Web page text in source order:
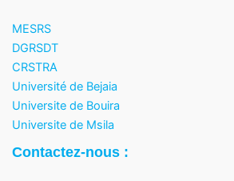
MESRS
DGRSDT
CRSTRA
Université de Bejaia
Universite de Bouira
Universite de Msila
Contactez-nous :